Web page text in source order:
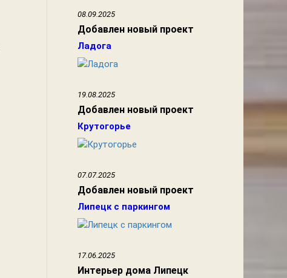
08.09.2025
Добавлен новый проект
Ладога
19.08.2025
Добавлен новый проект
Крутогорье
07.07.2025
Добавлен новый проект
Липецк с паркингом
17.06.2025
Интерьер дома Липецк